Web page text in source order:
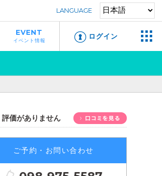
LANGUAGE
EVENT
イベント情報 ログイン
評価がありません
ご予約・お問い合わせ